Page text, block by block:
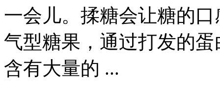
一会儿。揉糖会让糖的
气型糖果，通过打发的
含有大量的 ...